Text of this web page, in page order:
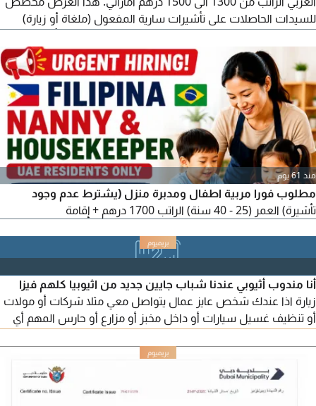
للسيدات الحاصلات على تأشيرات سارية المفعول (ملغاة أو زيارة)
انترناشونال ذ م في دبي
منذ 61 يوم
مطلوب فورا مربية اطفال ومدبرة منزل (يشترط عدم وجود
تأشيرة) العمر (25 - 40 سنة) الراتب 1700 درهم + إقامة
أنا مندوب أثيوبي عندنا شباب جايين جديد من اثيوبيا كلهم فيزا
زيارة اذا عندك شخص عايز عمال يتواصل معي مثلا شركات أو مولات
أو تنظيف غسيل سيارات أو داخل مخبز أو مزارع أو حارس المهم أي